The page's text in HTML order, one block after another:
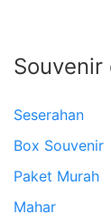
Seserahan
Box Souvenir
Paket Murah
Mahar